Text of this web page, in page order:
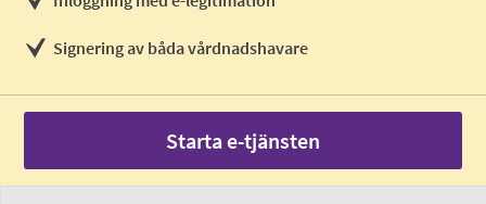
Signering av båda vårdnadshavare
Starta e-tjänsten